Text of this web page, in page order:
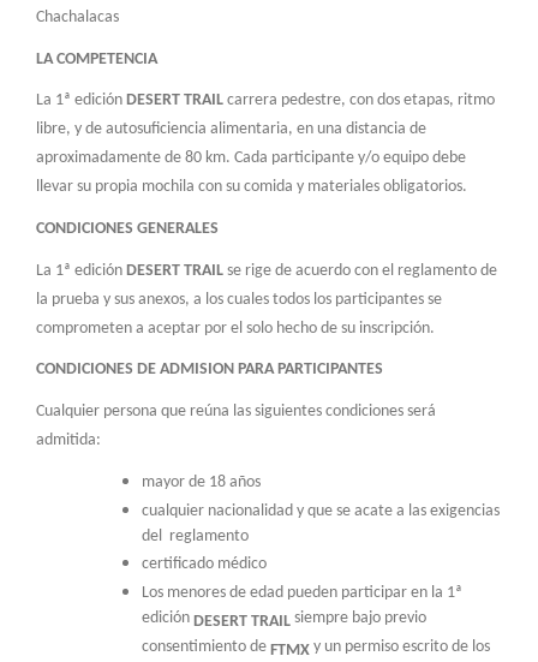
Chachalacas
LA COMPETENCIA
La 1ª edición DESERT TRAIL carrera pedestre, con dos etapas, ritmo
libre, y de autosuficiencia alimentaria, en una distancia de
aproximadamente de 80 km. Cada participante y/o equipo debe
llevar su propia mochila con su comida y materiales obligatorios.
CONDICIONES GENERALES
La 1ª edición DESERT TRAIL se rige de acuerdo con el reglamento de
la prueba y sus anexos, a los cuales todos los participantes se
comprometen a aceptar por el solo hecho de su inscripción.
CONDICIONES DE ADMISION PARA PARTICIPANTES
Cualquier persona que reúna las siguientes condiciones será
admitida:
mayor de 18 años
cualquier nacionalidad y que se acate a las exigencias
del reglamento
certificado médico
Los menores de edad pueden participar en la 1ª
edición DESERT TRAIL siempre bajo previo
consentimiento de FTMX y un permiso escrito de los